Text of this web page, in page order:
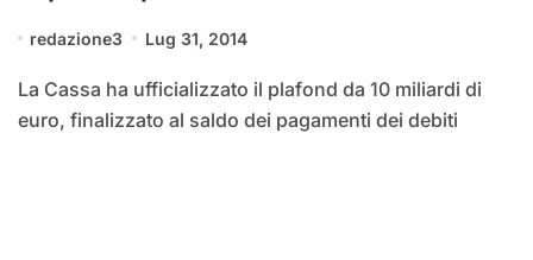
redazione3 Lug 31, 2014
La Cassa ha ufficializzato il plafond da 10 miliardi di
euro, finalizzato al saldo dei pagamenti dei debiti